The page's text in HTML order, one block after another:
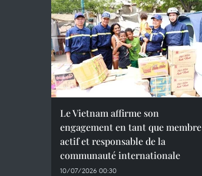
Le Vietnam affirme son
engagement en tant que membre
actif et responsable de la
communauté internationale
10/07/2026 00:30